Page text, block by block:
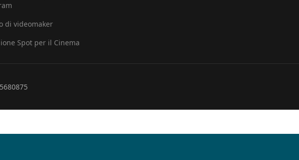
di videomaker
Spot per il Cinema